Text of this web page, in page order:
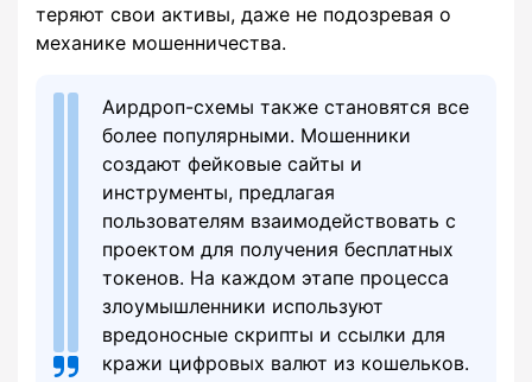
теряют свои активы, даже не подозревая о
механике мошенничества.
Аирдроп-схемы также становятся все
более популярными. Мошенники
создают фейковые сайты и
инструменты, предлагая
пользователям взаимодействовать с
проектом для получения бесплатных
токенов. На каждом этапе процесса
злоумышленники используют
вредоносные скрипты и ссылки для
кражи цифровых валют из кошельков.